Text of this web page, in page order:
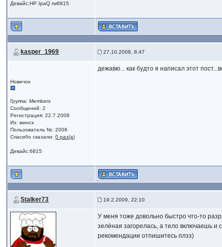
Девайс:HP IpaQ rw6815
kasper_1969 27.10.2008, 8:47
Новичок
Группа: Members
Сообщений: 2
Регистрация: 22.7.2008
Из: минск
Пользователь №: 2006
Спасибо сказали:0 раз(а)
Девайс:6815
дежавю... как будто я написал этот
Stalker73 19.2.2009, 22:10
У меня тоже довольно быстро что-то
зелёная загорелась, а тело включаешь и
рекомендации отпишитесь плзз)